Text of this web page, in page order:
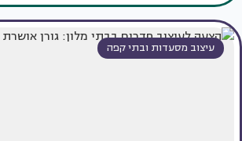
עיצוב מסעדות ובתי קפה